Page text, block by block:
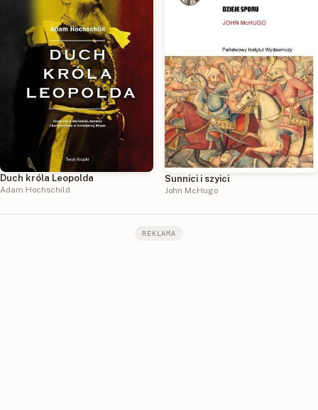
Duch króla Leopolda
Adam Hochschild
Sunnici i szyici
John McHugo
REKLAMA